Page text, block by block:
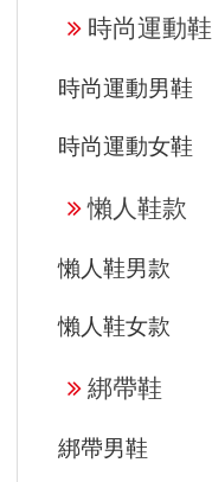
時尚運動鞋
時尚運動男鞋
時尚運動女鞋
懶人鞋款
懶人鞋男款
懶人鞋女款
綁帶鞋
綁帶男鞋